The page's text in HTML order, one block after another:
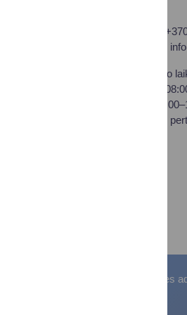
Tel.:
Darbo
I–IV
V
Pietų
© Druskininkų savivaldybės